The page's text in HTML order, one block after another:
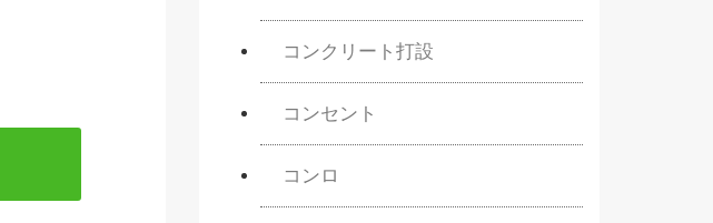
コンクリート打設
コンセント
コンロ